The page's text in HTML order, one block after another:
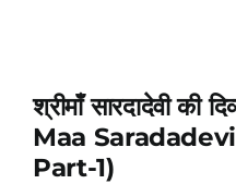
श्रीमाँ सारदादेवी की
Maa
Part-1)